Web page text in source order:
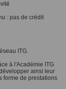
: pas de crédit
ITG.
à l'Académie ITG
ainsi leur
forme de prestations